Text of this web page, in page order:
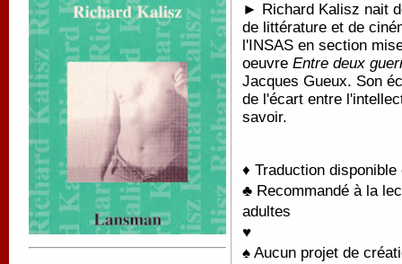
► Richard Kalisz nait
de littérature et de
l'INSAS en section
oeuvre Entre deux
Jacques Gueux. Son
de l'écart entre
savoir.
♦ Traduction
♣ Recommandé à la
adultes
♥
♠ Aucun projet de